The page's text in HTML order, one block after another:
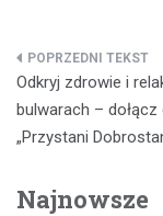
Nawigacja
wpisu
Odkryj zdrowie i
bulwarach – dołącz
„Przystani
Najnowsze